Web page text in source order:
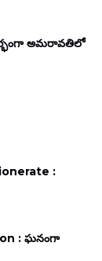
అమరావతిలో
:
: ఘనంగా